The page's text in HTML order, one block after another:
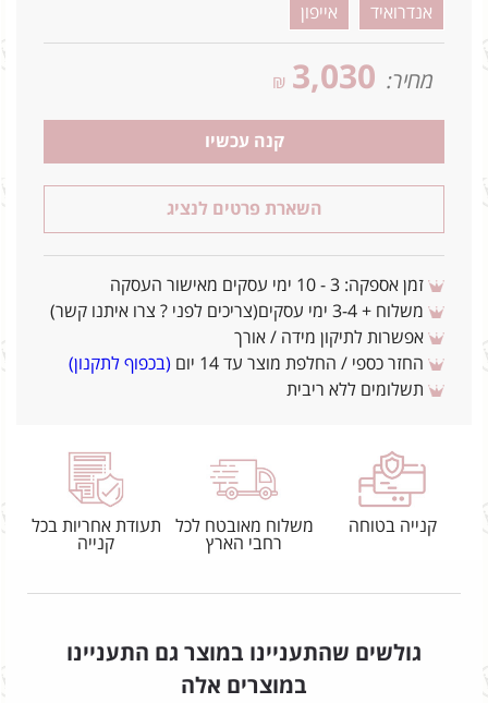
אנדרואיד
אייפון
מחיר: 3,030
₪
קנה עכשיו
השארת פרטים לנציג
זמן אספקה: 3 - 10 ימי עסקים מאישור העסקה
משלוח + 3-4 ימי עסקים(צריכים לפני ? צרו איתנו קשר)
אפשרות לתיקון מידה / אורך
החזר כספי / החלפת מוצר עד 14 יום
(בכפוף לתקנון)
תשלומים ללא ריבית
קנייה בטוחה
משלוח מאובטח לכל
רחבי הארץ
תעודת אחריות בכל
קנייה
גולשים שהתעניינו במוצר גם התעניינו
במוצרים אלה